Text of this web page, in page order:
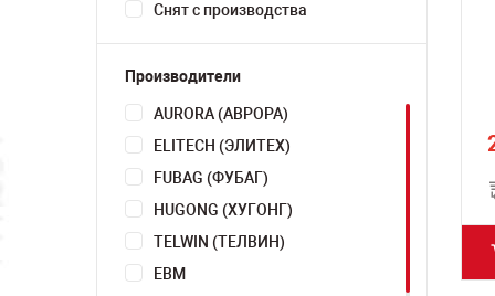
Снят с производства
Производители
AURORA (АВРОРА)
ELITECH (ЭЛИТЕХ)
FUBAG (ФУБАГ)
HUGONG (ХУГОНГ)
TELWIN (ТЕЛВИН)
ЕВМ